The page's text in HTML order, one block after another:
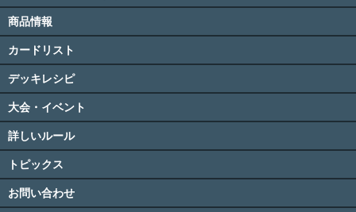
商品情報
カードリスト
デッキレシピ
大会・イベント
詳しいルール
トピックス
お問い合わせ